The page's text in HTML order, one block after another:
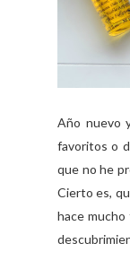
Año nuevo
favoritos o
que no he
Cierto es,
hace